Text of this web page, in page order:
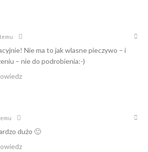
Nie ma to jak wlasne pieczywo – i
– nie do podrobienia:-)
dużo 🙂